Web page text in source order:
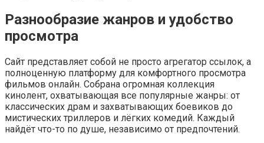
Разнообразие жанров и удобство
просмотра
Сайт представляет собой не просто агрегатор ссылок, а
полноценную платформу для комфортного просмотра
фильмов онлайн. Собрана огромная коллекция
кинолент, охватывающая все популярные жанры: от
классических драм и захватывающих боевиков до
мистических триллеров и лёгких комедий. Каждый
найдёт что-то по душе, независимо от предпочтений.